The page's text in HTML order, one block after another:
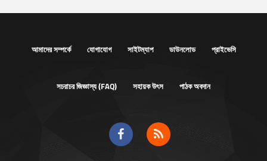
আমাদের সম্পর্কে যোগাযোগ সাইটম্যাপ ডাউনলোড প্রাইভেসি
সচরাচর জিজ্ঞাস্য (FAQ) সহায়ক উৎস পাঠক অবদান